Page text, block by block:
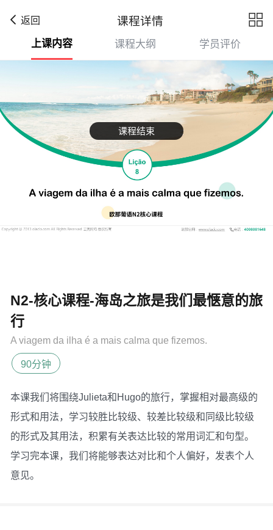
返回 课程详情 
课程结束
上课内容 课程大纲 学员评价
N2-核心课程-海岛之旅是我们最惬意的旅
行
A viagem da ilha é a mais calma que fizemos.
90分钟
本课我们将围绕Julieta和Hugo的旅行，掌握相对最高级的
形式和用法，学习较胜比较级、较差比较级和同级比较级
的形式及其用法，积累有关表达比较的常用词汇和句型。
学习完本课，我们将能够表达对比和个人偏好，发表个人
意见。